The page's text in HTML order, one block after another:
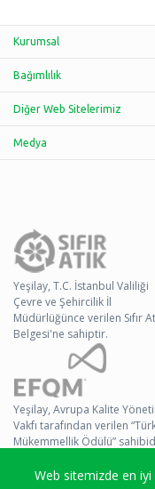
Web sitemizde en iyi
Kurumsal
Bağımlılık
Diğer Web Sitelerimiz
Medya
Yeşilay, T.C. İstanbul Valiliği
Çevre ve Şehircilik İl
Müdürlüğünce verilen Sıfır
Belgesi'ne sahiptir.
Yeşilay, Avrupa Kalite
Vakfı tarafından verilen
Mükemmellik Ödülü”
©